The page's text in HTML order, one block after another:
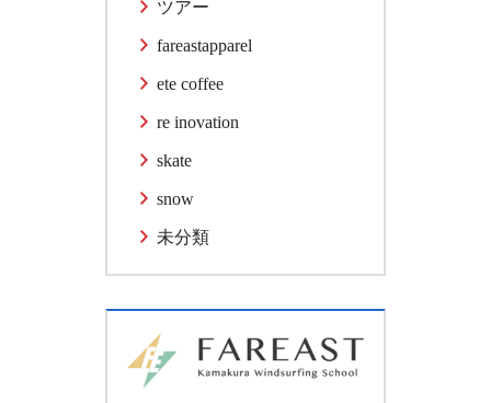
ツアー
fareastapparel
ete coffee
re inovation
skate
snow
未分類